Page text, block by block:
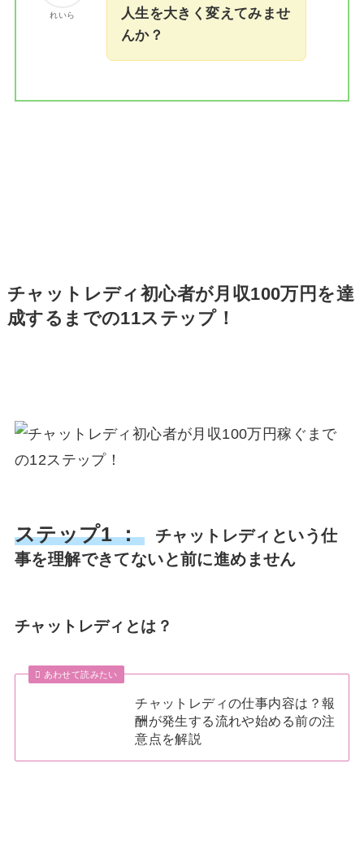
れいら
人生を大きく変えてみませ
んか？
チャットレディ初心者が月収100万円を達
成するまでの11ステップ！
ステップ1 ：
チャットレディという仕
事を理解できてないと前に進めません
チャットレディとは？
あわせて読みたい
チャットレディの仕事内容は？報
酬が発生する流れや始める前の注
意点を解説